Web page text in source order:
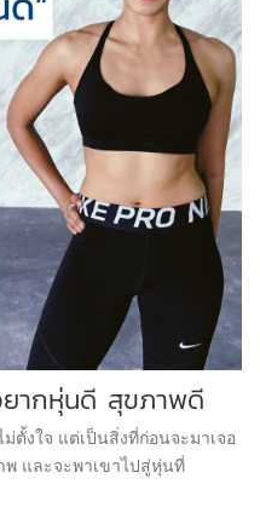
ากหุ่นดี สุขภาพดี
ตั้งใจ แต่เป็นสิ่งที่ก่อนจะมาเจอ
และจะพาเขาไปสู่หุ่นที่